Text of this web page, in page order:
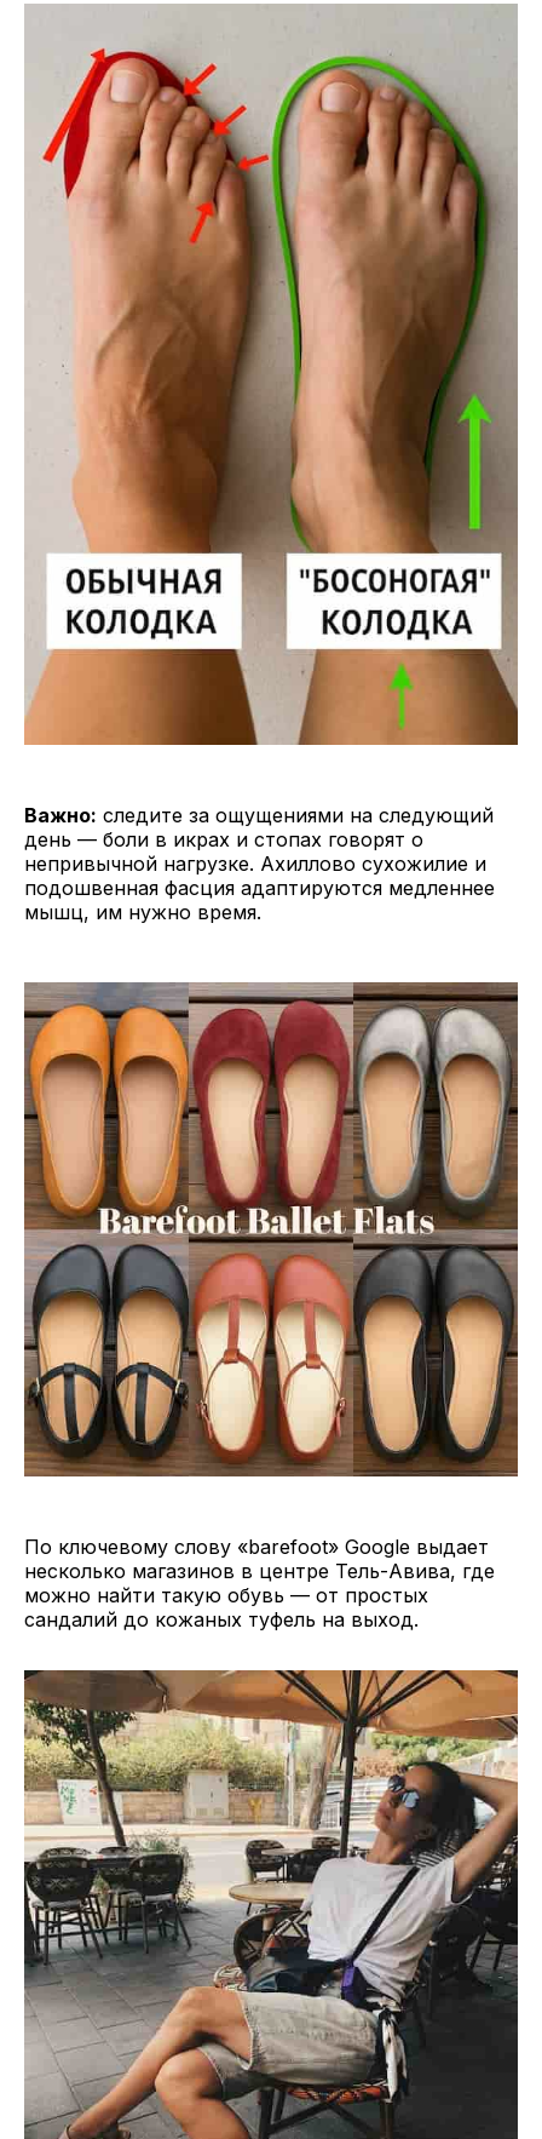
Важно: следите за ощущениями на следующий
день — боли в икрах и стопах говорят о
непривычной нагрузке. Ахиллово сухожилие и
подошвенная фасция адаптируются медленнее
мышц, им нужно время.
По ключевому слову «barefoot» Google выдает
несколько магазинов в центре Тель-Авива, где
можно найти такую обувь — от простых
сандалий до кожаных туфель на выход.